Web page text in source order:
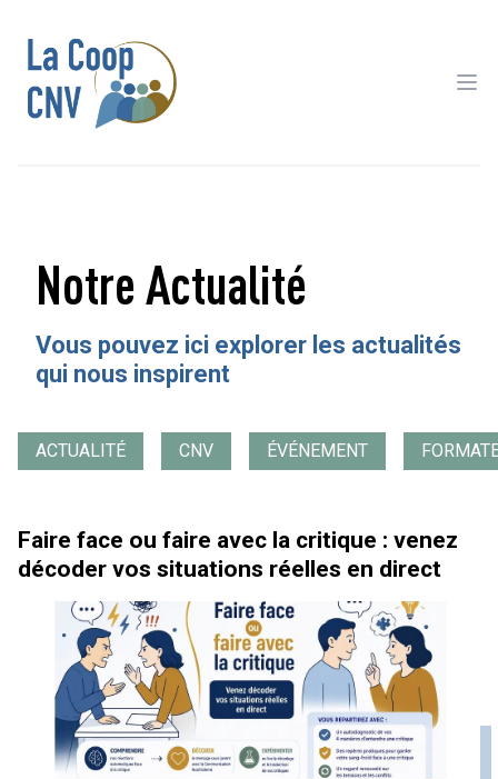
Notre Actualité
Vous pouvez ici explorer les actualités
qui nous inspirent
ACTUALITÉ CNV ÉVÉNEMENT
Faire face ou faire avec la critique : venez
décoder vos situations réelles en direct